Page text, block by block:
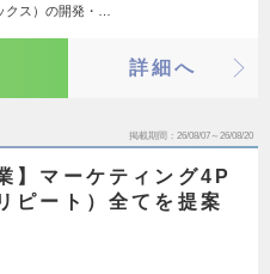
クス）の開発・…
詳細へ
掲載期間 26/08/07～26/08/20
】マーケティング4P
ピート）全てを提案